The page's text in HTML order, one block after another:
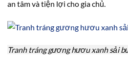
an tâm và tiện lợi cho gia chủ.
Tranh tráng gương hươu xanh sải